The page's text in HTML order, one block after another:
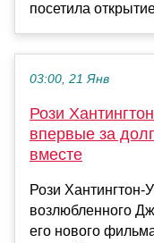
посетила
03:00, 21 Янв
Рози
впервые за
вместе
Рози Хантингтон-
возлюбленного
его нового